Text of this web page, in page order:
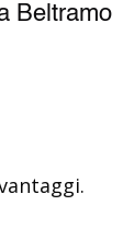
Beltramo